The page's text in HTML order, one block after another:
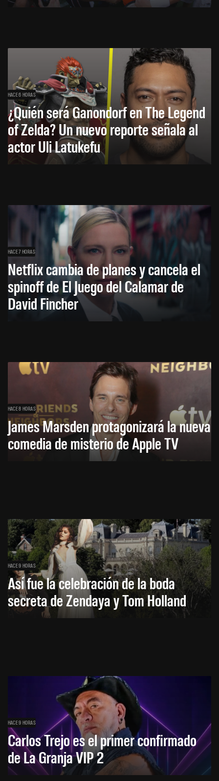
HACE 6 HORAS
¿Quién será Ganondorf en The Legend
of Zelda? Un nuevo reporte señala al
actor Uli Latukefu
HACE 7 HORAS
Netflix cambia de planes y cancela el
spinoff de El Juego del Calamar de
David Fincher
HACE 8 HORAS
James Marsden protagonizará la nueva
comedia de misterio de Apple TV
HACE 9 HORAS
Así fue la celebración de la boda
secreta de Zendaya y Tom Holland
HACE 9 HORAS
Carlos Trejo es el primer confirmado
de La Granja VIP 2